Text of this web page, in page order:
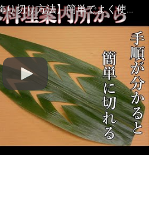
【笹の葉の基本的な飾り切り方法】簡単でよく使われる切り方の動画です・Japanese food・decorative cut